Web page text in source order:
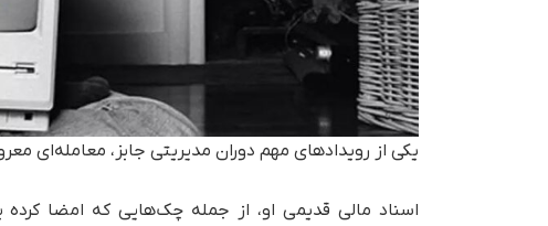
یکی از رویدادهای مهم دوران مدیریتی جابز، معامله‌ای
اسناد مالی قدیمی او، از جمله چک‌هایی که امضا